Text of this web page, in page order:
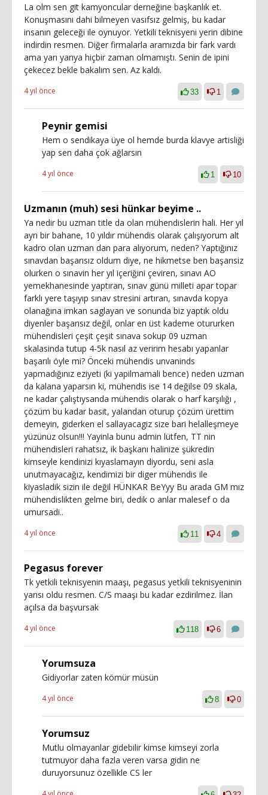
La olm sen git kamyoncular derneğine başkanlık et.
Konuşmasını dahi bilmeyen vasıfsız gelmiş, bu kadar
insanın geleceği ile oynuyor. Yetkili teknisyeni yerin dibine
indirdin resmen. Diğer firmalarla aramızda bir fark vardı
ama yarı yarıya hiçbir zaman olmamıştı. Senin de ipini
çekecez bekle bakalım sen. Az kaldı.
4 yıl önce 33 1
Peynir gemisi
Hem o sendikaya üye ol hemde burda klavye artisliği
yap sen daha çok ağlarsın
4 yıl önce 1 10
Uzmanın (muh) sesi hünkar beyime ..
Ya nedir bu uzman title da olan mühendislerin hali. Her yıl
ayrı bir bahane, 10 yıldır mühendis olarak çalışıyorum alt
kadro olan uzman dan para alıyorum, neden? Yaptığınız
sınavdan başarısız oldum diye, ne hikmetse ben başarısiz
olurken o sınavin her yıl içeriğini çeviren, sınavı AO
yemekhanesinde yaptıran, sınav günü milleti apar topar
farklı yere taşıyıp sınav stresini artıran, sınavda kopya
olanağına imkan saglayan ve sonunda biz yaptık oldu
diyenler başarısız değil, onlar en üst kademe otururken
mühendisleri çeşit çeşit sınava sokup 09 uzman
skalasinda tutup 4-5k nasıl az veririm hesabı yapanlar
başarılı öyle mi? Önceki mühendis unvaninds
yapmadığınız eziyeti (ki yapilmamali bence) neden uzman
da kalana yaparsın ki, mühendis ise 14 değilse 09 skala,
ne kadar çalıştıysanda mühendis olarak o harf karşılığı ,
çözüm bu kadar basit, yalandan oturup çözüm ürettim
demeyin, giderken el sallayacagiz size bari helalleşmeye
yüzünüz olsun!!! Yayinla bunu admin lütfen, TT nin
mühendisleri rahatsız, ik başkanı halinize şükredin
kimseyle kendinizi kıyaslamayın diyordu, seni asla
unutmayacağız, kendimizi bir diger mühendis ile
kiyasladik sizin ile değil HÜNKAR BeYyy Bu arada GM mız
mühendislikten gelme biri, dedik o anlar malesef o da
umursadi..
4 yıl önce 11 4
Pegasus forever
Tk yetkili teknisyenin maaşı, pegasus yetkili teknisyeninin
yarısı oldu resmen. C/S maaşı bu kadar ezdirilmez. İlan
açılsa da başvursak
4 yıl önce 118 6
Yorumsuza
Gidiyorlar zaten kömür müsün
4 yıl önce 8 0
Yorumsuz
Mutlu olmayanlar gidebilir kimse kimseyi zorla
tutmuyor daha fazla veren varsa gidin ne
duruyorsunuz özellikle CS ler